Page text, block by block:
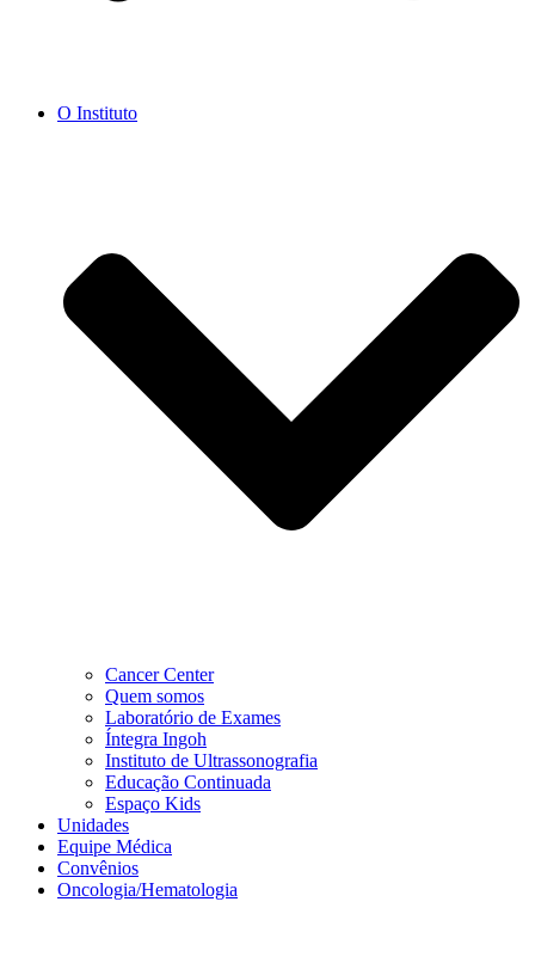
O Instituto
Cancer Center
Quem somos
Laboratório de Exames
Íntegra Ingoh
Instituto de Ultrassonografia
Educação Continuada
Espaço Kids
Unidades
Equipe Médica
Convênios
Oncologia/Hematologia